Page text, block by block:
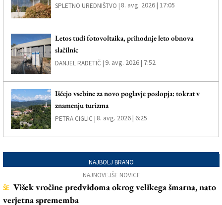
SPLETNO UREDNIŠTVO | 8. avg. 2026 | 17:05
Letos tudi fotovoltaika, prihodnje leto obnova
slačilnic
DANJEL RADETIČ | 9. avg. 2026 | 7:52
Iščejo vsebine za novo poglavje poslopja: tokrat v
znamenju turizma
PETRA CIGLIC | 8. avg. 2026 | 6:25
NAJBOLJ BRANO
NAJNOVEJŠE NOVICE
ŠE Višek vročine predvidoma okrog velikega šmarna, nato
verjetna sprememba